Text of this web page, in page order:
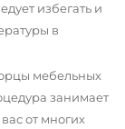
избегать и
в
мебельных
занимает
от многих